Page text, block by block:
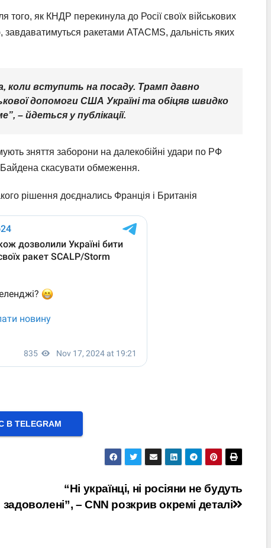
того, як КНДР перекинула до Росії своїх військових
завдаватимуться ракетами ATACMS, дальність яких
коли вступить на посаду. Трамп давно
допомоги США Україні та обіцяв швидко
– йдеться у публікації.
зняття заборони на далекобійні удари по РФ
скасувати обмеження.
рішення доєднались Франція і Британія
ТELEGRAM
“Ні українці, ні росіяни не будуть
задоволені”, – CNN розкрив окремі деталі